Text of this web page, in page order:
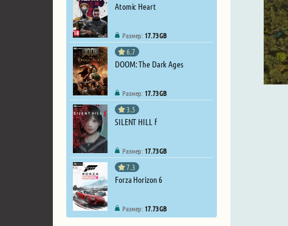
Atomic Heart
Размер: 17.73 GB
6.7
DOOM: The Dark Ages
Размер: 17.73 GB
3.5
SILENT HILL f
Размер: 17.73 GB
7.3
Forza Horizon 6
Размер: 17.73 GB